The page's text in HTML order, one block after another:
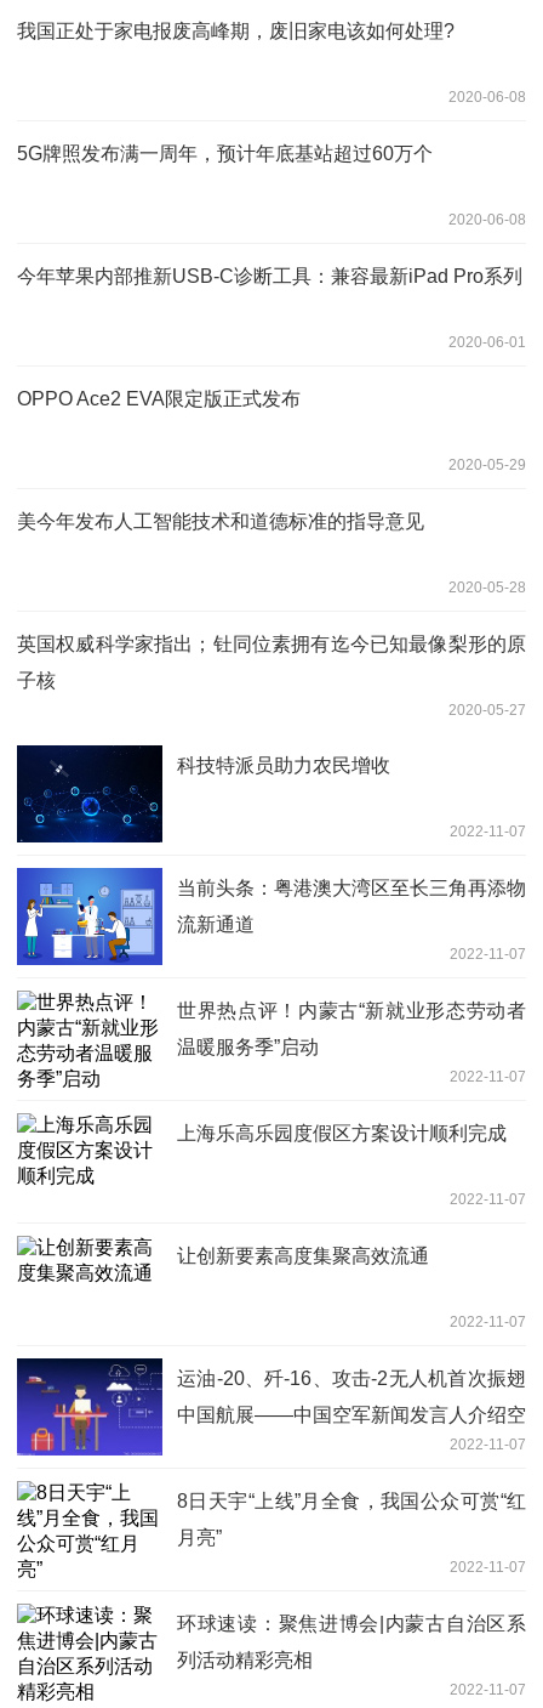
我国正处于家电报废高峰期，废旧家电该如何处理?
2020-06-08
5G牌照发布满一周年，预计年底基站超过60万个
2020-06-08
今年苹果内部推新USB-C诊断工具：兼容最新iPad Pro系列
2020-06-01
OPPO Ace2 EVA限定版正式发布
2020-05-29
美今年发布人工智能技术和道德标准的指导意见
2020-05-28
英国权威科学家指出；钍同位素拥有迄今已知最像梨形的原
子核
2020-05-27
科技特派员助力农民增收
2022-11-07
当前头条：粤港澳大湾区至长三角再添物
流新通道
2022-11-07
世界热点评！内蒙古“新就业形态劳动者
温暖服务季”启动
2022-11-07
上海乐高乐园度假区方案设计顺利完成
2022-11-07
让创新要素高度集聚高效流通
2022-11-07
运油-20、歼-16、攻击-2无人机首次振翅
中国航展——中国空军新闻发言人介绍空
军参加第十四届中国航展有关情况2022-11-07
8日天宇“上线”月全食，我国公众可赏“红
月亮”
2022-11-07
环球速读：聚焦进博会|内蒙古自治区系
列活动精彩亮相
2022-11-07